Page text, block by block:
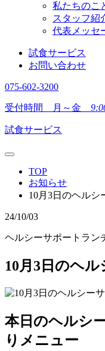
私たちのこ
スタッフ紹
代表メッセ
試食サービス
お問い合わせ
075-602-3200
受付時間 月～金
試食サービス
TOP
お知らせ
10月3日のヘルシ
24/10/03
ヘルシーサポートラン
10月3日のヘ
本日のヘルシ
りメニュー